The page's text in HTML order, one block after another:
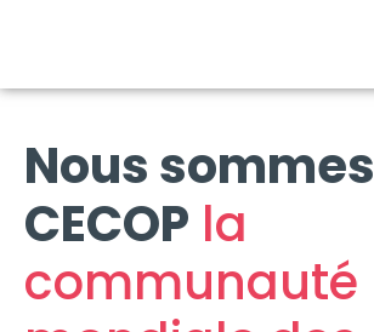
Noussommes
CECOP la
communauté